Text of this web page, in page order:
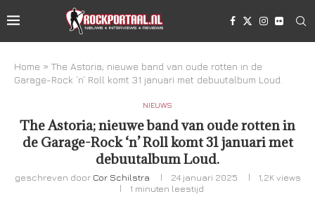
Home » The Astoria; nieuwe band van oude rotten in de
Garage-Rock ‘n’ Roll komt 31 januari met debuutalbum Loud.
NIEUWS
The Astoria; nieuwe band van oude rotten in
de Garage-Rock ‘n’ Roll komt 31 januari met
debuutalbum Loud.
geschreven door Cor Schilstra 24 januari 2025 1,2K views
1 minuten leestijd